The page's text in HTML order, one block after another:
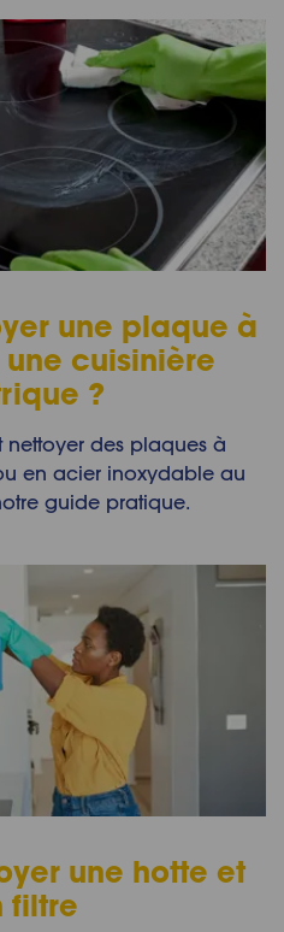
une plaque à
cuisinière
?
des plaques à
en acier inoxydable au
guide pratique.
une hotte et
filtre